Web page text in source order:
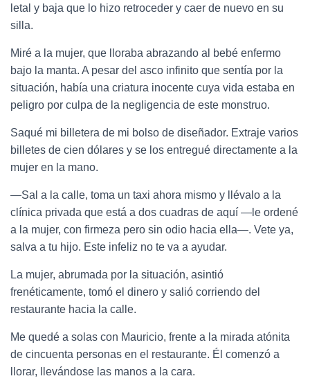
letal y baja que lo hizo retroceder y caer de nuevo en su
silla.
Miré a la mujer, que lloraba abrazando al bebé enfermo
bajo la manta. A pesar del asco infinito que sentía por la
situación, había una criatura inocente cuya vida estaba en
peligro por culpa de la negligencia de este monstruo.
Saqué mi billetera de mi bolso de diseñador. Extraje varios
billetes de cien dólares y se los entregué directamente a la
mujer en la mano.
—Sal a la calle, toma un taxi ahora mismo y llévalo a la
clínica privada que está a dos cuadras de aquí —le ordené
a la mujer, con firmeza pero sin odio hacia ella—. Vete ya,
salva a tu hijo. Este infeliz no te va a ayudar.
La mujer, abrumada por la situación, asintió
frenéticamente, tomó el dinero y salió corriendo del
restaurante hacia la calle.
Me quedé a solas con Mauricio, frente a la mirada atónita
de cincuenta personas en el restaurante. Él comenzó a
llorar, llevándose las manos a la cara.